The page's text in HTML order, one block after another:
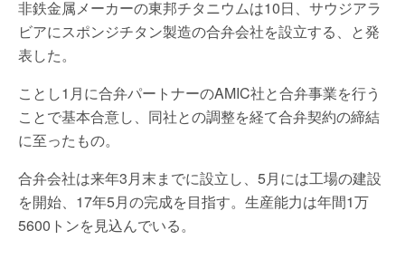
非鉄金属メーカーの東邦チタニウムは10日、サウジアラ
ビアにスポンジチタン製造の合弁会社を設立する、と発
表した。
ことし1月に合弁パートナーのAMIC社と合弁事業を行う
ことで基本合意し、同社との調整を経て合弁契約の締結
に至ったもの。
合弁会社は来年3月末までに設立し、5月には工場の建設
を開始、17年5月の完成を目指す。生産能力は年間1万
5600トンを見込んでいる。